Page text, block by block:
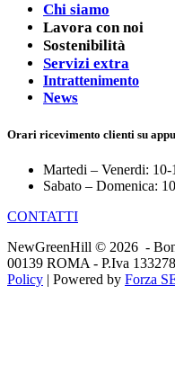
Chi siamo
Lavora con noi
Sostenibilità
Servizi extra
Intrattenimento
News
Orari ricevimento clienti su
Martedi – Venerdi:
Sabato – Domenica:
CONTATTI
NewGreenHill © 2026 -
00139 ROMA - P.Iva
Policy | Powered by Forza